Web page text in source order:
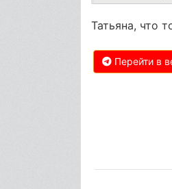
Татьяна, что
Перейти в